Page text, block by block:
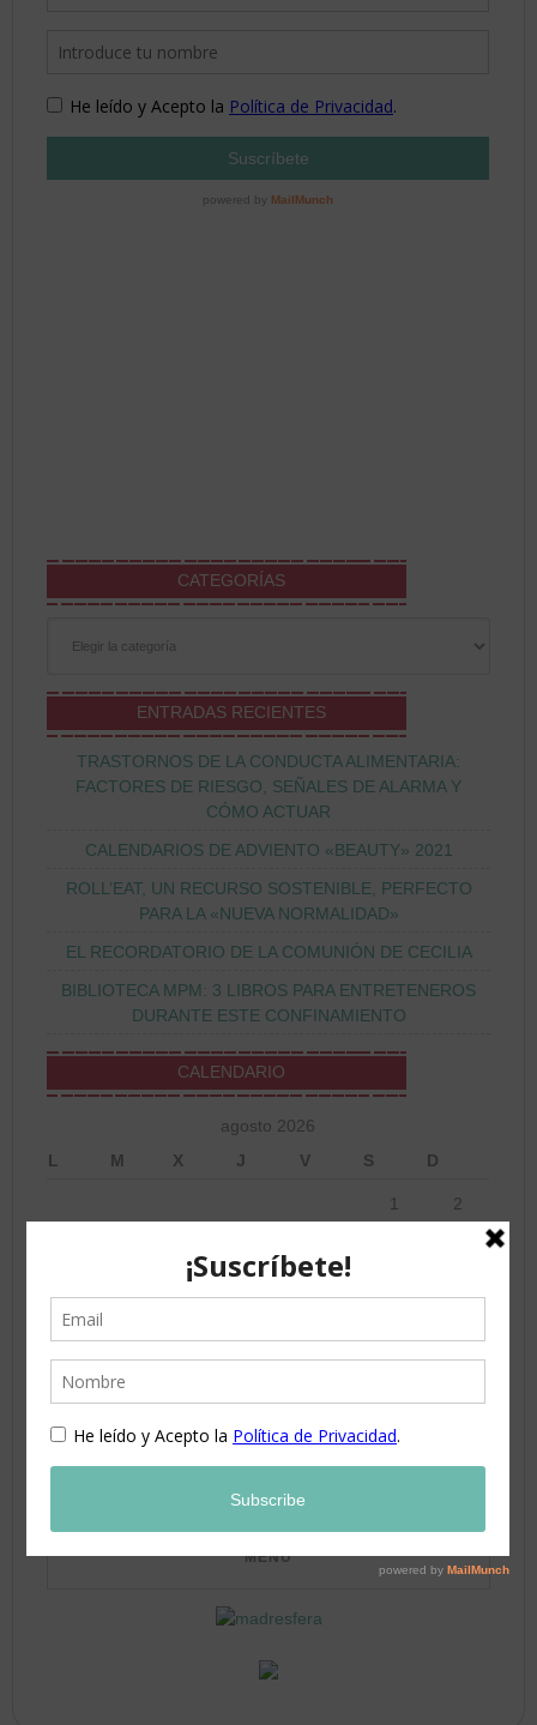
CATEGORÍAS
ENTRADAS RECIENTES
TRASTORNOS DE LA CONDUCTA ALIMENTARIA:
FACTORES DE RIESGO, SEÑALES DE ALARMA Y
CÓMO ACTUAR
CALENDARIOS DE ADVIENTO «BEAUTY» 2021
ROLL’EAT, UN RECURSO SOSTENIBLE, PERFECTO
PARA LA «NUEVA NORMALIDAD»
EL RECORDATORIO DE LA COMUNIÓN DE CECILIA
BIBLIOTECA MPM: 3 LIBROS PARA ENTRETENEROS
DURANTE ESTE CONFINAMIENTO
CALENDARIO
agosto 2026
L
M X J V S D
1 2
5
10 11 12 13 14 15 16
24 25 26 27 28 29 30